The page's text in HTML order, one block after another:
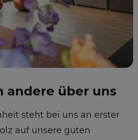
andere über uns
steht bei uns an erster
auf unsere guten